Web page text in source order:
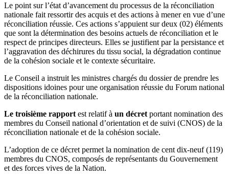
Le point sur l’état d’avancement du processus de la réconciliation
nationale fait ressortir des acquis et des actions à mener en vue d’une
réconciliation réussie. Ces actions s’appuient sur deux (02) éléments
que sont la détermination des besoins actuels de réconciliation et le
respect de principes directeurs. Elles se justifient par la persistance et
l’aggravation des déchirures du tissu social, la dégradation continue
de la cohésion sociale et le contexte sécuritaire.
Le Conseil a instruit les ministres chargés du dossier de prendre les
dispositions idoines pour une organisation réussie du Forum national
de la réconciliation nationale.
Le troisième rapport est relatif à un décret portant nomination des
membres du Conseil national d’orientation et de suivi (CNOS) de la
réconciliation nationale et de la cohésion sociale.
L’adoption de ce décret permet la nomination de cent dix-neuf (119)
membres du CNOS, composés de représentants du Gouvernement
et des forces vives de la Nation.